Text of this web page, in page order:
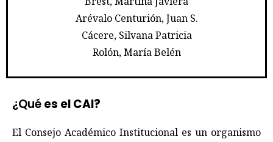
Arévalo Centurión, Juan S.
Cácere, Silvana Patricia
Rolón, María Belén
¿Quées el CAI?
El Consejo Académico Institucional es un organismo